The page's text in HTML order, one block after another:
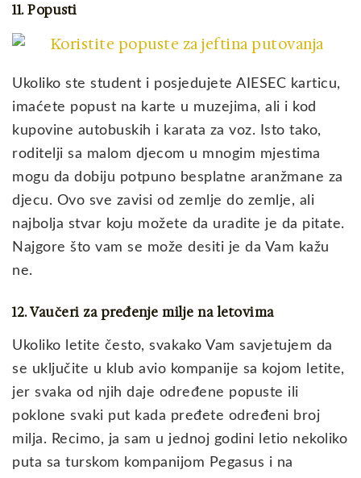
11. Popusti
Ukoliko ste student i posjedujete AIESEC karticu,
imaćete popust na karte u muzejima, ali i kod
kupovine autobuskih i karata za voz. Isto tako,
roditelji sa malom djecom u mnogim mjestima
mogu da dobiju potpuno besplatne aranžmane za
djecu. Ovo sve zavisi od zemlje do zemlje, ali
najbolja stvar koju možete da uradite je da pitate.
Najgore što vam se može desiti je da Vam kažu
ne.
12. Vaučeri za pređenje milje na letovima
Ukoliko letite često, svakako Vam savjetujem da
se uključite u klub avio kompanije sa kojom letite,
jer svaka od njih daje određene popuste ili
poklone svaki put kada pređete određeni broj
milja. Recimo, ja sam u jednoj godini letio nekoliko
puta sa turskom kompanijom Pegasus i na